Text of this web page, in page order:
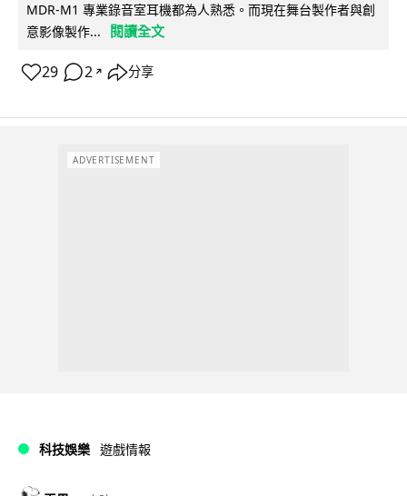
MDR-M1 專業錄音室耳機都為人熟悉。而現在舞台製作者與創
意影像製作...
閱讀全文
29 2 ↗ 分享
ADVERTISEMENT
科技娛樂 遊戲情報